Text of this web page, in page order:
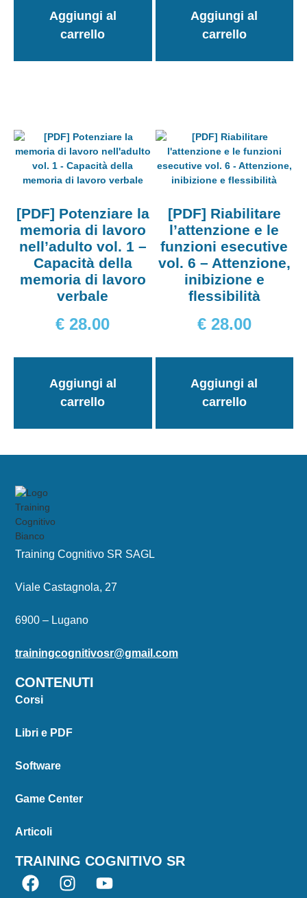
Aggiungi al
carrello
Aggiungi al
carrello
[PDF] Potenziare la
memoria di lavoro
nell’adulto vol. 1 –
Capacità della
memoria di lavoro
verbale
€ 28.00
Aggiungi al
carrello
[PDF] Riabilitare
l’attenzione e le
funzioni esecutive
vol. 6 – Attenzione,
inibizione e
flessibilità
€28.00
Aggiungi al
carrello
Training Cognitivo SR SAGL
Viale Castagnola, 27
6900 – Lugano
trainingcognitivosr@gmail.com
CONTENUTI
Corsi
Libri e PDF
Software
Game Center
Articoli
TRAINING COGNITIVO SR